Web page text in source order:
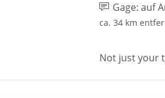
Gage: auf
ca. 34 km
Not just your